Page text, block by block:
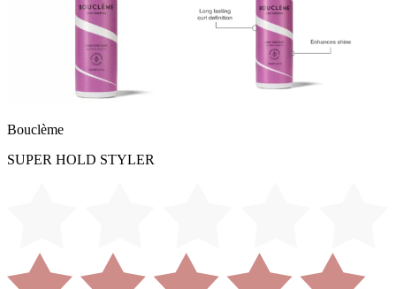
Bouclème
SUPER HOLD STYLER